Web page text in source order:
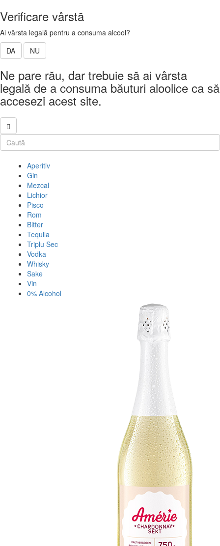
Verificare vârstă
Ai vârsta legală pentru a consuma alcool?
DA
NU
Ne pare rău, dar trebuie să ai vârsta
legală de a consuma băuturi aloolice ca să
accesezi acest site.
Aperitiv
Gin
Mezcal
Lichior
Pisco
Rom
Bitter
Tequila
Triplu Sec
Vodka
Whisky
Sake
Vin
0% Alcohol